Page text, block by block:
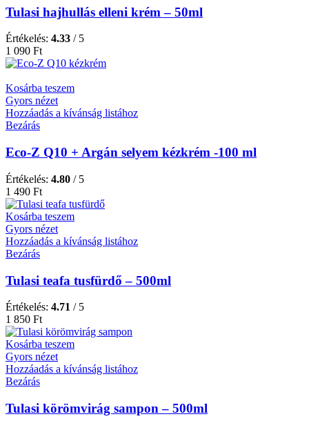
Tulasi hajhullás elleni krém – 50ml
Értékelés: 4.33 / 5
1 090 Ft
Kosárba teszem
Gyors nézet
Hozzáadás a kívánság listához
Bezárás
Eco-Z Q10 + Argán selyem kézkrém -100 ml
Értékelés: 4.80 / 5
1 490 Ft
Kosárba teszem
Gyors nézet
Hozzáadás a kívánság listához
Bezárás
Tulasi teafa tusfürdő – 500ml
Értékelés: 4.71 / 5
1 850 Ft
Kosárba teszem
Gyors nézet
Hozzáadás a kívánság listához
Bezárás
Tulasi körömvirág sampon – 500ml